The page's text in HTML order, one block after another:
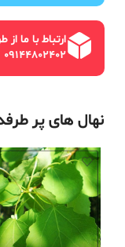
ارتباط با ما از
09144802402
نهال های پر